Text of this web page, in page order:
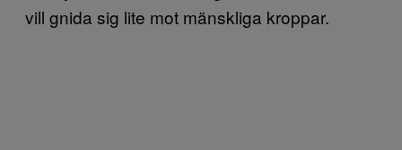
vill gnida sig lite mot mänskliga kroppar.